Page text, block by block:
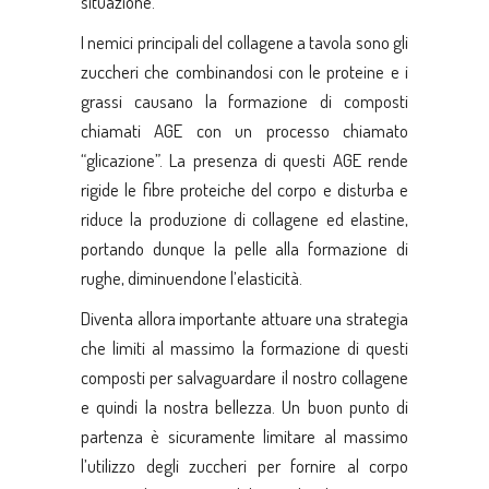
I nemici principali del collagene a tavola sono gli
zuccheri che combinandosi con le proteine e i
grassi causano la formazione di composti
chiamati AGE con un processo chiamato
“glicazione”. La presenza di questi AGE rende
rigide le fibre proteiche del corpo e disturba e
riduce la produzione di collagene ed elastine,
portando dunque la pelle alla formazione di
rughe, diminuendone l’elasticità.
Diventa allora importante attuare una strategia
che limiti al massimo la formazione di questi
composti per salvaguardare il nostro collagene
e quindi la nostra bellezza. Un buon punto di
partenza è sicuramente limitare al massimo
l’utilizzo degli zuccheri per fornire al corpo